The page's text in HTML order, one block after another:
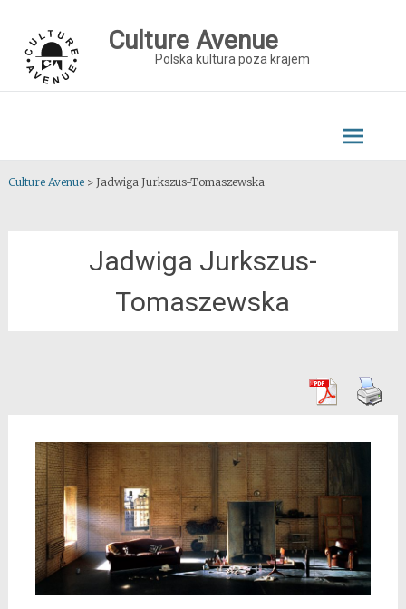
content
Culture Avenue
Polska kultura poza krajem
Culture Avenue> Jadwiga Jurkszus-Tomaszewska
Jadwiga Jurkszus-
Tomaszewska